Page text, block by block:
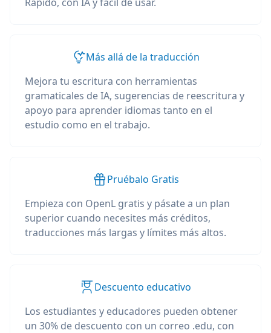
Más allá de la traducción
Mejora tu escritura con herramientas
gramaticales de IA, sugerencias de reescritura y
apoyo para aprender idiomas tanto en el
estudio como en el trabajo.
Pruébalo Gratis
Empieza con OpenL gratis y pásate a un plan
superior cuando necesites más créditos,
traducciones más largas y límites más altos.
Descuento educativo
Los estudiantes y educadores pueden obtener
un 30% de descuento con un correo .edu, con